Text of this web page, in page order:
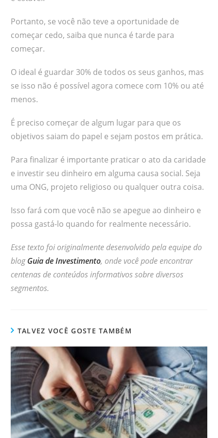
Portanto, se você não teve a oportunidade de
começar cedo, saiba que nunca é tarde para
começar.
O ideal é guardar 30% de todos os seus ganhos, mas
se isso não é possível agora comece com 10% ou até
menos.
É preciso começar de algum lugar para que os
objetivos saiam do papel e sejam postos em prática.
Para finalizar é importante praticar o ato da caridade
e investir seu dinheiro em alguma causa social. Seja
uma ONG, projeto religioso ou qualquer outra coisa.
Isso fará com que você não se apegue ao dinheiro e
possa gastá-lo quando for realmente necessário.
Esse texto foi originalmente desenvolvido pela equipe do
blogGuia de Investimento, onde você pode encontrar
centenas de conteúdos informativos sobre diversos
segmentos.
TALVEZ VOCÊ GOSTE TAMBÉM